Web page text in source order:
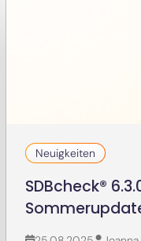
25.08.2025
kontinuierliche
steht im Mittelpunkt
Veröffentlichung...